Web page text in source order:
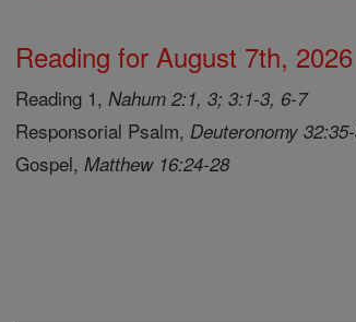
Reading for August 7th, 2026
Reading 1,Nahum 2:1, 3; 3:1-3, 6-7
Responsorial Psalm, Deuteronomy
Gospel,Matthew 16:24-28